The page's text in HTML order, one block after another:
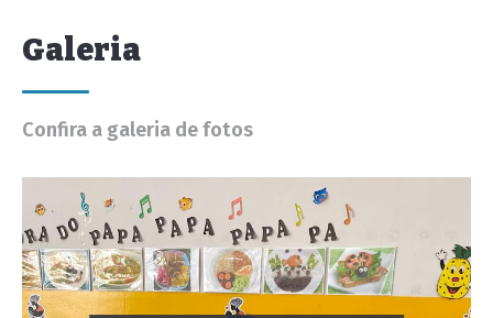
Galeria
Confira a galeria de fotos